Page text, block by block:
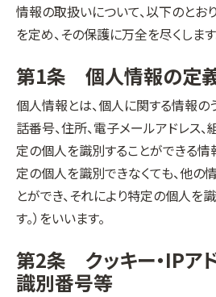
情報の取扱いについて、以下のとお
を定め、その保護に万全を尽くします
第1条 個人情報の定
個人情報とは、個人に関する情報の
話番号、住所、電子メールアドレス、
定の個人を識別することができる
定の個人を識別できなくても、他の
とができ、それにより特定の個人を
す。）をいいます。
第2条 クッキー・IPア
識別番号等